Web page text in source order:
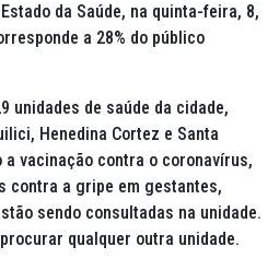
da Saúde, na quinta-feira, 8,
a 28% do público
unidades de saúde da cidade,
Henedina Cortez e Santa
vacinação contra o coronavírus,
contra a gripe em gestantes,
sendo consultadas na unidade.
qualquer outra unidade.